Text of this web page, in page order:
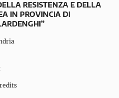
RESISTENZA E DELLA
IN PROVINCIA DI